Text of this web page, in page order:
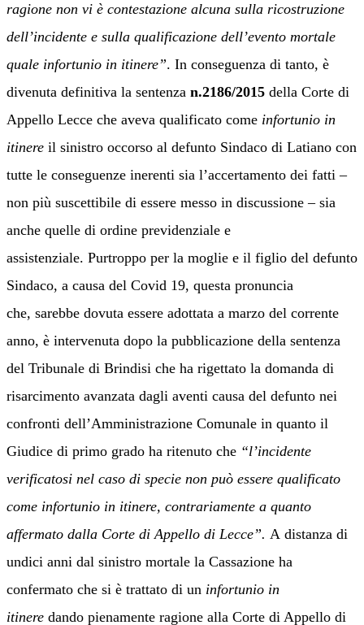
ragione non vi è contestazione alcuna sulla ricostruzione
dell’incidente e sulla qualificazione dell’evento mortale
quale infortunio in itinere”. In conseguenza di tanto, è
divenuta definitiva la sentenza n.2186/2015 della Corte di
Appello Lecce che aveva qualificato come infortunio in
itinere il sinistro occorso al defunto Sindaco di Latiano con
tutte le conseguenze inerenti sia l’accertamento dei fatti –
non più suscettibile di essere messo in discussione – sia
anche quelle di ordine previdenziale e
assistenziale. Purtroppo per la moglie e il figlio del defunto
Sindaco, a causa del Covid 19, questa pronuncia
che, sarebbe dovuta essere adottata a marzo del corrente
anno, è intervenuta dopo la pubblicazione della sentenza
del Tribunale di Brindisi che ha rigettato la domanda di
risarcimento avanzata dagli aventi causa del defunto nei
confronti dell’Amministrazione Comunale in quanto il
Giudice di primo grado ha ritenuto che “l’incidente
verificatosi nel caso di specie non può essere qualificato
come infortunio in itinere, contrariamente a quanto
affermato dalla Corte di Appello di Lecce”. A distanza di
undici anni dal sinistro mortale la Cassazione ha
confermato che si è trattato di un infortunio in
itinere dando pienamente ragione alla Corte di Appello di